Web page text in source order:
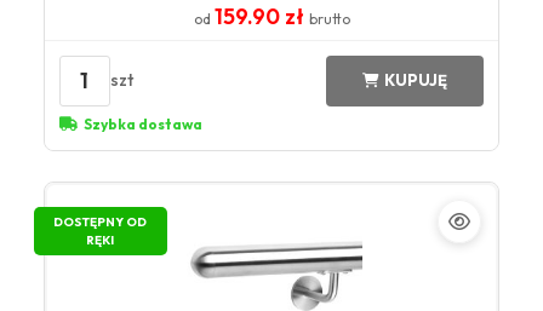
od 159.90 zł brutto
1 szt KUPUJĘ
Szybka dostawa
DOSTĘPNY OD
RĘKI